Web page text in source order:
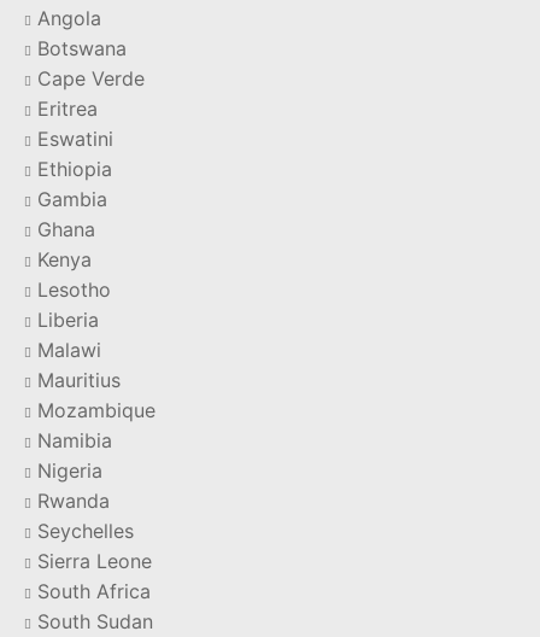
Angola
Botswana
Cape Verde
Eritrea
Eswatini
Ethiopia
Gambia
Ghana
Kenya
Lesotho
Liberia
Malawi
Mauritius
Mozambique
Namibia
Nigeria
Rwanda
Seychelles
Sierra Leone
South Africa
South Sudan